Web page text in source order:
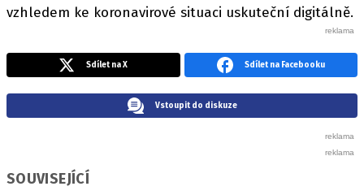
vzhledem ke koronavirové situaci uskuteční digitálně.
Sdílet na X Sdílet na Facebooku
Vstoupit do diskuze
SOUVISEJÍCÍ